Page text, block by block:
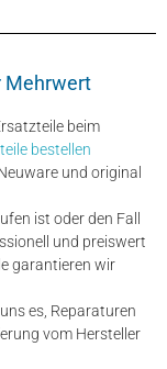
Mehrwert
beim
bestellen
und original
ist oder den Fall
und preiswert
garantieren wir
es, Reparaturen
vom Hersteller